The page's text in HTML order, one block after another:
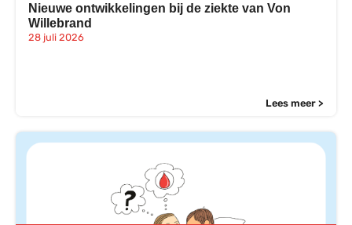
Nieuwe ontwikkelingen bij de ziekte van Von
Willebrand
28 juli 2026
Lees meer >